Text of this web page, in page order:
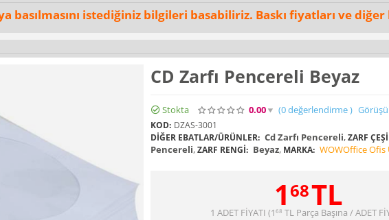
basılmasını istediğiniz bilgileri basabiliriz. Baskı fiyatları ve
CD Zarfı Pencereli Beyaz
Stokta 0.00 (0değerlendirme)
KOD: DZAS-3001
DIĞER EBATLAR/ÜRÜNLER: Cd Zarfı Pencereli,ZARF
Pencereli,ZARF RENGI: Beyaz, MARKA: WOWOffice Ofis
168TL
1 ADET FİYATI (168 TL Parça Başına / ADET